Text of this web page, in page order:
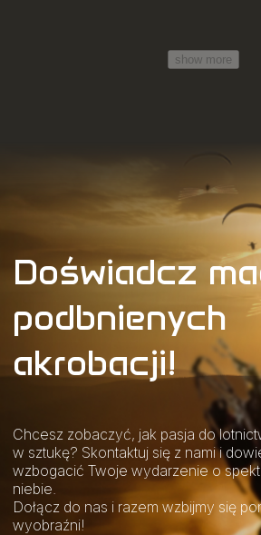
show more
Doświadcz
podbnienych
akrobacji!
Chcesz zobaczyć, jak pasja do
w sztukę? Skontaktuj się z nami i
wzbogacić Twoje wydarzenie o
niebie.
Dołącz do nas i razem wzbijmy się
wyobraźni!